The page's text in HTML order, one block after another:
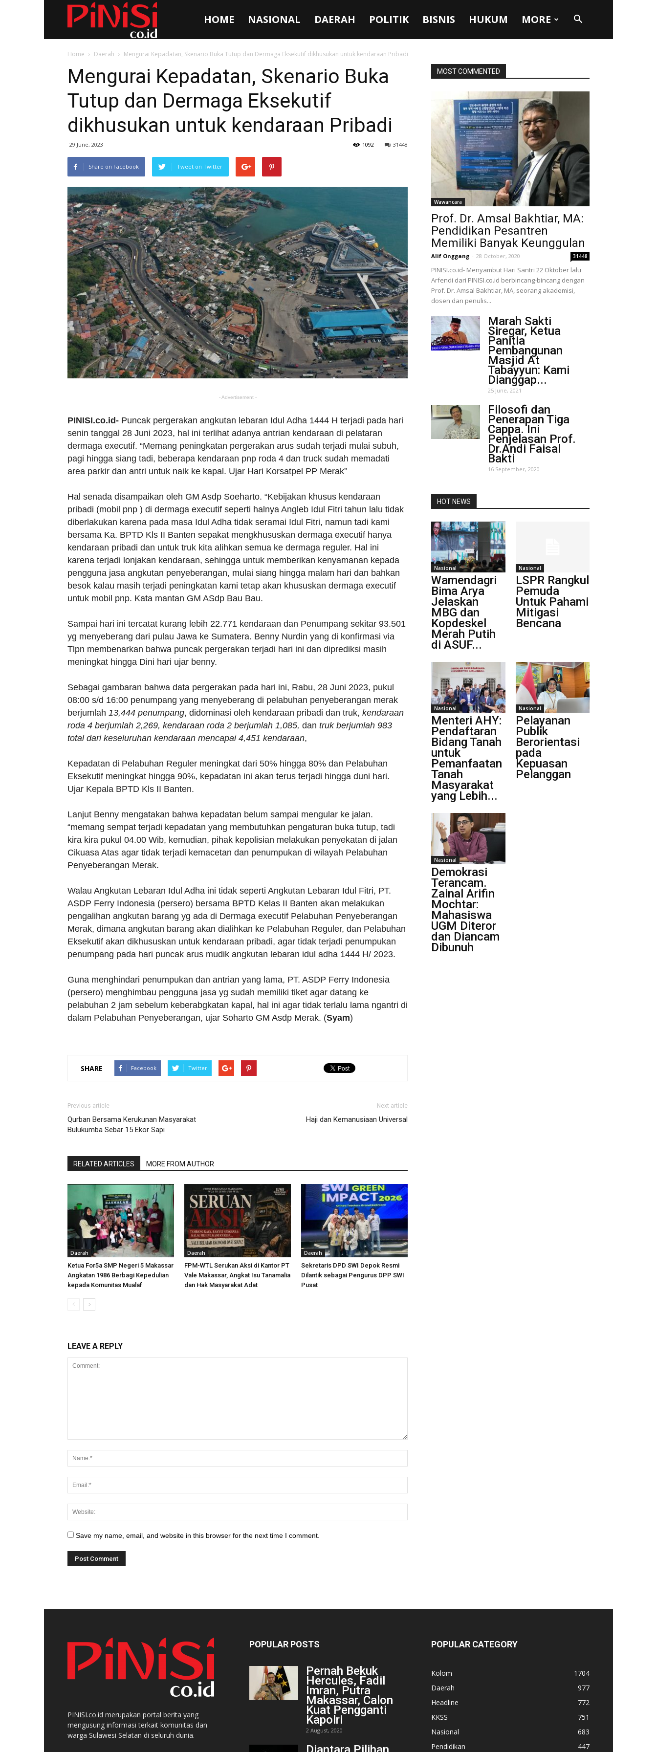
HOME NASIONAL DAERAH POLITIK BISNIS HUKUM MORE
Home Daerah Mengurai Kepadatan, Skenario Buka Tutup dan Dermaga Eksekutif dikhusukan untuk kendaraan Pribadi
Mengurai Kepadatan, Skenario Buka
Tutup dan Dermaga Eksekutif
dikhusukan untuk kendaraan Pribadi
29 June, 2023 31448
1092
Share on Facebook Tweet on Twitter
- Advertisement -
PINISI.co.id- Puncak pergerakan angkutan lebaran Idul Adha 1444 H terjadi pada hari
senin tanggal 28 Juni 2023, hal ini terlihat adanya antrian kendaraan di pelataran
dermaga executif. “Memang peningkatan pergerakan arus sudah terjadi mulai subuh,
pagi hingga siang tadi, beberapa kendaraan pnp roda 4 dan truck sudah memadati
area parkir dan antri untuk naik ke kapal. Ujar Hari Korsatpel PP Merak”
Hal senada disampaikan oleh GM Asdp Soeharto. “Kebijakan khusus kendaraan
pribadi (mobil pnp ) di dermaga executif seperti halnya Angleb Idul Fitri tahun lalu tidak
diberlakukan karena pada masa Idul Adha tidak seramai Idul Fitri, namun tadi kami
bersama Ka. BPTD Kls II Banten sepakat mengkhususkan dermaga executif hanya
kendaraan pribadi dan untuk truk kita alihkan semua ke dermaga reguler. Hal ini
karena terjadi lonjakan kendaraan, sehingga untuk memberikan kenyamanan kepada
pengguna jasa angkutan penyeberangan, mulai siang hingga malam hari dan bahkan
besok kalau masih terjadi peningkatan kami tetap akan khususkan dermaga executif
untuk mobil pnp. Kata mantan GM ASdp Bau Bau.
Sampai hari ini tercatat kurang lebih 22.771 kendaraan dan Penumpang sekitar 93.501
yg menyeberang dari pulau Jawa ke Sumatera. Benny Nurdin yang di konfirmasi via
Tlpn membenarkan bahwa puncak pergerakan terjadi hari ini dan diprediksi masih
meningkat hingga Dini hari ujar benny.
Sebagai gambaran bahwa data pergerakan pada hari ini, Rabu, 28 Juni 2023, pukul
08:00 s/d 16:00 penumpang yang menyeberang di pelabuhan penyeberangan merak
berjumlah 13,444 penumpang, didominasi oleh kendaraan pribadi dan truk, kendaraan
roda 4 berjumlah 2,269, kendaraan roda 2 berjumlah 1,085, dan truk berjumlah 983
total dari keseluruhan kendaraan mencapai 4,451 kendaraan,
Kepadatan di Pelabuhan Reguler meningkat dari 50% hingga 80% dan Pelabuhan
Eksekutif meningkat hingga 90%, kepadatan ini akan terus terjadi hingga duni hari.
Ujar Kepala BPTD Kls II Banten.
Lanjut Benny mengatakan bahwa kepadatan belum sampai mengular ke jalan.
“memang sempat terjadi kepadatan yang membutuhkan pengaturan buka tutup, tadi
kira kira pukul 04.00 Wib, kemudian, pihak kepolisian melakukan penyekatan di jalan
Cikuasa Atas agar tidak terjadi kemacetan dan penumpukan di wilayah Pelabuhan
Penyeberangan Merak.
Walau Angkutan Lebaran Idul Adha ini tidak seperti Angkutan Lebaran Idul Fitri, PT.
ASDP Ferry Indonesia (persero) bersama BPTD Kelas II Banten akan melakukan
pengalihan angkutan barang yg ada di Dermaga executif Pelabuhan Penyeberangan
Merak, dimana angkutan barang akan dialihkan ke Pelabuhan Reguler, dan Pelabuhan
Eksekutif akan dikhususkan untuk kendaraan pribadi, agar tidak terjadi penumpukan
penumpang pada hari puncak arus mudik angkutan lebaran idul adha 1444 H/ 2023.
Guna menghindari penumpukan dan antrian yang lama, PT. ASDP Ferry Indonesia
(persero) menghimbau pengguna jasa yg sudah memiliki tiket agar datang ke
pelabuhan 2 jam sebelum keberabgkatan kapal, hal ini agar tidak terlalu lama ngantri di
dalam Pelabuhan Penyeberangan, ujar Soharto GM Asdp Merak. (Syam)
SHARE Facebook Twitter
Previous article
Qurban Bersama Kerukunan Masyarakat
Bulukumba Sebar 15 Ekor Sapi
Next article
Haji dan Kemanusiaan Universal
RELATED ARTICLES MORE FROM AUTHOR
Daerah
Ketua For5a SMP Negeri 5 Makassar
Angkatan 1986 Berbagi Kepedulian
kepada Komunitas Mualaf
Daerah
FPM-WTL Serukan Aksi di Kantor PT
Vale Makassar, Angkat Isu Tanamalia
dan Hak Masyarakat Adat
Daerah
Sekretaris DPD SWI Depok Resmi
Dilantik sebagai Pengurus DPP SWI
Pusat
LEAVE A REPLY
Save my name, email, and website in this browser for the next time I comment.
MOST COMMENTED
Wawancara
Prof. Dr. Amsal Bakhtiar, MA:
Pendidikan Pesantren
Memiliki Banyak Keunggulan
Alif Onggang - 28 October, 2020 31448
PINISI.co.id- Menyambut Hari Santri 22 Oktober lalu
Arfendi dari PINISI.co.id berbincang-bincang dengan
Prof. Dr. Amsal Bakhtiar, MA, seorang akademisi,
dosen dan penulis...
Marah Sakti
Siregar, Ketua
Panitia
Pembangunan
Masjid At
Tabayyun: Kami
Dianggap...
25 June, 2021
Filosofi dan
Penerapan Tiga
Cappa. Ini
Penjelasan Prof.
Dr.Andi Faisal
Bakti
16 September, 2020
HOT NEWS
Nasional
Wamendagri
Bima Arya
Jelaskan
MBG dan
Kopdeskel
Merah Putih
di ASUF...
Nasional
LSPR Rangkul
Pemuda
Untuk Pahami
Mitigasi
Bencana
Nasional
Menteri AHY:
Pendaftaran
Bidang Tanah
untuk
Pemanfaatan
Tanah
Masyarakat
yang Lebih...
Nasional
Pelayanan
Publik
Berorientasi
pada
Kepuasan
Pelanggan
Nasional
Demokrasi
Terancam.
Zainal Arifin
Mochtar:
Mahasiswa
UGM Diteror
dan Diancam
Dibunuh
PINISI.co.id merupakan portal berita yang
mengusung informasi terkait komunitas dan
warga Sulawesi Selatan di seluruh dunia.
POPULAR POSTS
Pernah Bekuk
Hercules, Fadil
Imran, Putra
Makassar, Calon
Kuat Pengganti
Kapolri
2 August, 2020
POPULAR CATEGORY
Kolom
1704
Daerah
977
Headline
772
KKSS
751
Nasional
683
Pendidikan
447